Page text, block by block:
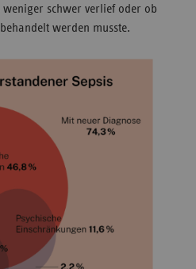
weniger schwer verlief oder ob
werden musste.